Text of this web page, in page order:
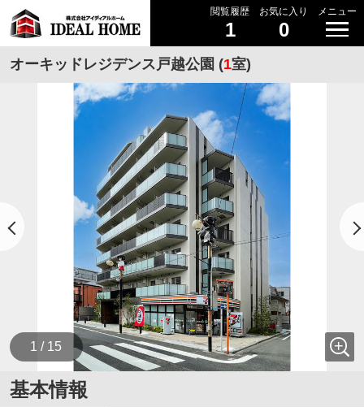
閲覧履歴
1
お気に入り
0
メニュー
オーキッドレジデンス戸越公園 (1室)
1 / 15
基本情報